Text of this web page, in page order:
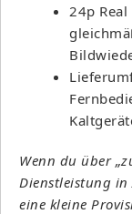
24p
Wenn du über
Dienstleistung
eine kleine